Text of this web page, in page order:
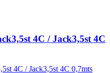
4C / Jack3,5st 4C